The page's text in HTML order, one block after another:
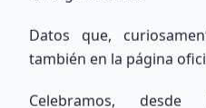
Datos que,
también en la página
Celebramos,